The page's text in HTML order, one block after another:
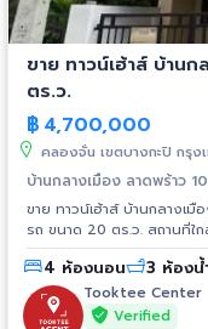
ขาย ทาวน์เฮ้าส์ บ้าน
ตร.ว.
฿ 4,700,000
คลองจั่น เขตบางกะปิ กรุง
บ้านกลางเมือง ลาดพร้าว
ขาย ทาวน์เฮ้าส์ บ้านกลางเ
รถ ขนาด 20 ตร.ว. สถานที่ใกล้เคียง - Central Festival EastVille - CDC -
The Crystal เอกมัย-รามอิ
รร.เตรียมอุดมศึกษาน้อมเกล้
- สวนสยาม
4 ห้องนอน 3 ห้องน้
Tooktee Center
Verified